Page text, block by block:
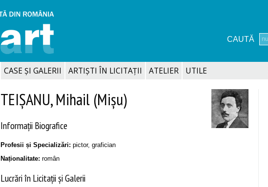
CAUTĂ
CASE ȘI GALERII ARTIȘTI ÎN LICITAȚII ATELIER UTILE
TEIȘANU, Mihail (Mișu)
Informații Biografice
Profesii și Specializări: pictor, grafician
Naționalitate: român
Lucrări în Licitații și Galerii